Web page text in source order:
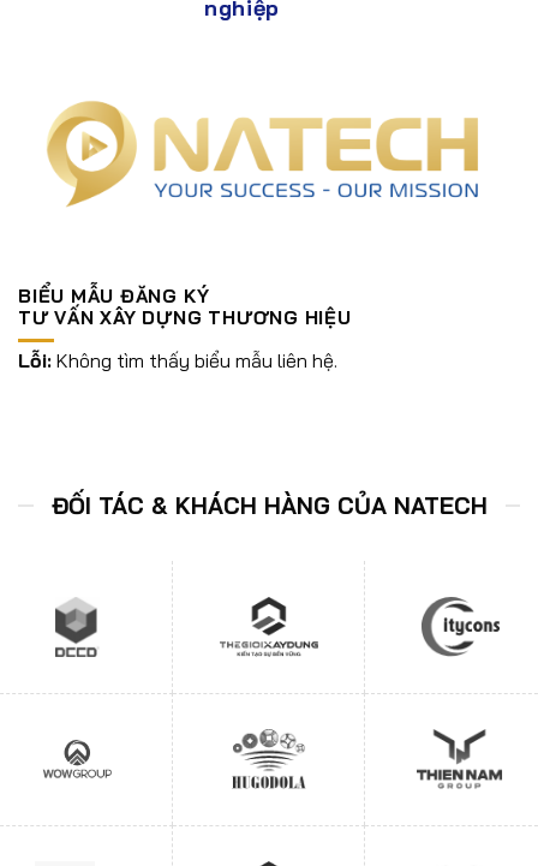
nghiệp
BIỂU MẪU ĐĂNG KÝ
TƯ VẤN XÂY DỰNG THƯƠNG HIỆU
Lỗi: Không tìm thấy biểu mẫu liên hệ.
ĐỐI TÁC & KHÁCH HÀNG CỦA NATECH